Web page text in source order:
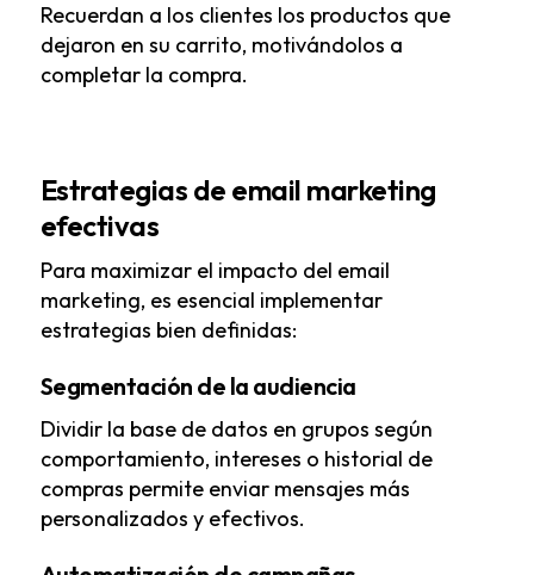
Recuerdan a los clientes los productos que
dejaron en su carrito, motivándolos a
completar la compra.
Estrategias de email marketing
efectivas
Para maximizar el impacto del email
marketing, es esencial implementar
estrategias bien definidas:
Segmentación de la audiencia
Dividir la base de datos en grupos según
comportamiento, intereses o historial de
compras permite enviar mensajes más
personalizados y efectivos.